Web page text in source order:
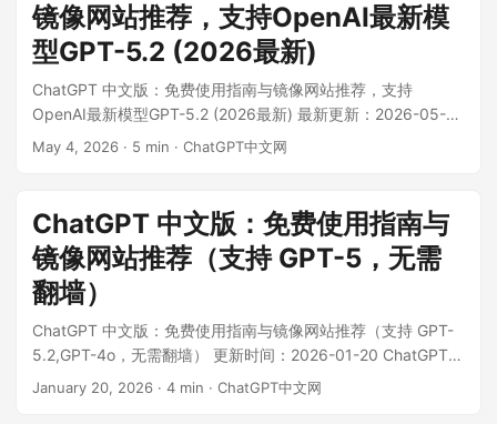
镜像网站推荐，支持OpenAI最新模
型GPT-5.2 (2026最新)
ChatGPT 中文版：免费使用指南与镜像网站推荐，支持
OpenAI最新模型GPT-5.2 (2026最新) 最新更新：2026-05-
04 你好！如果你听说过 ChatGPT 的神奇，想亲身体验一下，
May 4, 2026 · 5 min · ChatGPT中文网
ChatGPT 中文版：免费使用指南与
镜像网站推荐（支持 GPT-5，无需
翻墙）
ChatGPT 中文版：免费使用指南与镜像网站推荐（支持 GPT-
5.2,GPT-4o，无需翻墙） 更新时间：2026-01-20 ChatGPT
中文版是由 OpenAI 开发的 ChatGPT 模型的中文优化版本，专
January 20, 2026 · 4 min · ChatGPT中文网